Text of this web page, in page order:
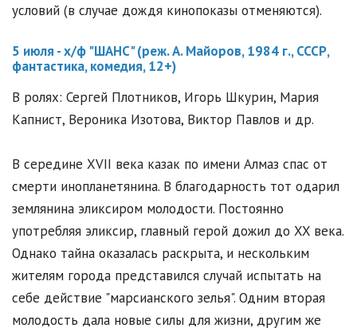
условий (в случае дождя кинопоказы отменяются).
5 июля - х/ф "ШАНС" (реж. А. Майоров, 1984 г., СССР,
фантастика, комедия, 12+)
В ролях: Сергей Плотников, Игорь Шкурин, Мария
Капнист, Вероника Изотова, Виктор Павлов и др.
В середине XVII века казак по имени Алмаз спас от
смерти инопланетянина. В благодарность тот одарил
землянина эликсиром молодости. Постоянно
употребляя эликсир, главный герой дожил до XX века.
Однако тайна оказалась раскрыта, и нескольким
жителям города представился случай испытать на
себе действие "марсианского зелья". Одним вторая
молодость дала новые силы для жизни, другим же